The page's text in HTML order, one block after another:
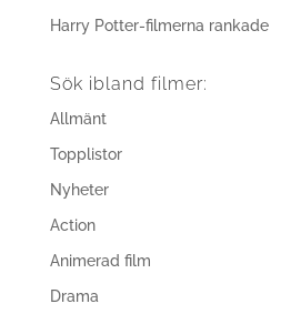
Harry Potter-filmerna rankade
Sök ibland filmer:
Allmänt
Topplistor
Nyheter
Action
Animerad film
Drama